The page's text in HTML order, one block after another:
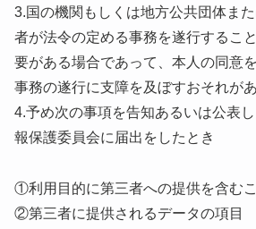
3.国の機関もしくは地方公共団体ま
者が法令の定める事務を遂行するこ
要がある場合であって、本人の同意
事務の遂行に支障を及ぼすおそれが
4.予め次の事項を告知あるいは公表
報保護委員会に届出をしたとき
①利用目的に第三者への提供を含む
②第三者に提供されるデータの項目